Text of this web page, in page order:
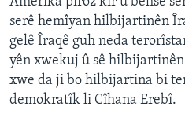
Lêgerînê
ÎRAQ
ÎRAN
ROJHILATA NAVÎN
CÎHAN
serê hemîyan hilbijartinên
gelê Îraqê guh neda
yên xwekuj û sê
xwe da ji bo hilbijartina bi
demokratîk li Cîhana Erebî.